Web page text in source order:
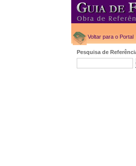
Voltar para o Portal
Pesquisa de